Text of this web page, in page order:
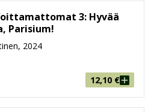
3: Hyvää
Parisium!
2024
12,10 €